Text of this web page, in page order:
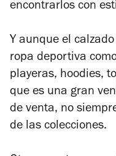
encontrarlos con
Y aunque el
ropa deportiva
playeras, hoodies,
que es una gran
de venta, no
de las colecciones.